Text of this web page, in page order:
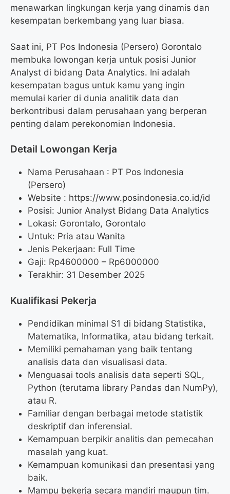
menawarkan lingkungan kerja yang dinamis dan
kesempatan berkembang yang luar biasa.
Saat ini, PT Pos Indonesia (Persero) Gorontalo
membuka lowongan kerja untuk posisi Junior
Analyst di bidang Data Analytics. Ini adalah
kesempatan bagus untuk kamu yang ingin
memulai karier di dunia analitik data dan
berkontribusi dalam perusahaan yang berperan
penting dalam perekonomian Indonesia.
Detail Lowongan Kerja
Nama Perusahaan : PT Pos Indonesia
(Persero)
Website : https://www.posindonesia.co.id/id
Posisi: Junior Analyst Bidang Data Analytics
Lokasi: Gorontalo, Gorontalo
Untuk: Pria atau Wanita
Jenis Pekerjaan: Full Time
Gaji: Rp4600000 – Rp6000000
Terakhir: 31 Desember 2025
Kualifikasi Pekerja
Pendidikan minimal S1 di bidang Statistika,
Matematika, Informatika, atau bidang terkait.
Memiliki pemahaman yang baik tentang
analisis data dan visualisasi data.
Menguasai tools analisis data seperti SQL,
Python (terutama library Pandas dan NumPy),
atau R.
Familiar dengan berbagai metode statistik
deskriptif dan inferensial.
Kemampuan berpikir analitis dan pemecahan
masalah yang kuat.
Kemampuan komunikasi dan presentasi yang
baik.
Mampu bekerja secara mandiri maupun tim.